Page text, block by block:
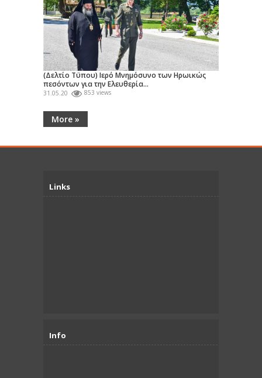
(Δελτίο Τϋπου) Ιερό Μνημόσυνο των Ηρωικώς
πεσόντων για την Ελευθερία...
31.05.20 853 views
More »
Links
Info